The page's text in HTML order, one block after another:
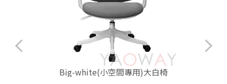
Big-white(小空間專用)大白椅